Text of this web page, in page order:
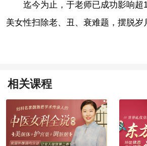
迄今为止，于老师已成功影响超
美女性扫除老、丑、衰难题，摆脱岁
相关课程